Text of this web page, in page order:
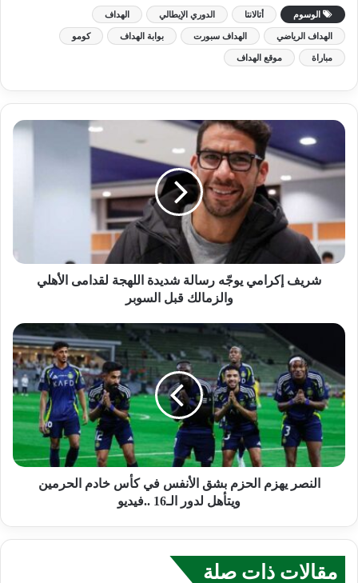
الوسوم أتالانتا الدوري الإيطالي الهداف
الهداف الرياضي الهداف سبورت بوابة الهداف كومو
مباراة موقع الهداف
شريف إكرامي يوجّه رسالة شديدة اللهجة لقدامى الأهلي
والزمالك قبل السوبر
النصر يهزم الحزم بشق الأنفس في كأس خادم الحرمين
ويتأهل لدور الـ16 ..فيديو
مقالات ذات صلة